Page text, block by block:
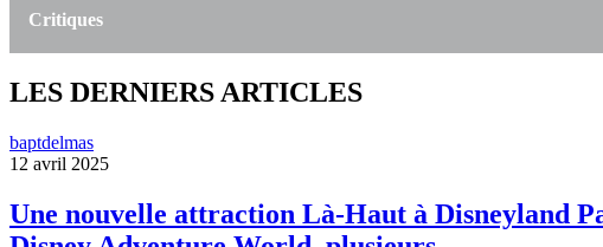
Critiques
LES DERNIERS ARTICLES
baptdelmas
12 avril 2025
Une nouvelle attraction Là-Haut à Disneyland